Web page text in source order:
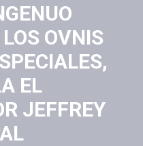
OVNIS
EL
JEFFREY